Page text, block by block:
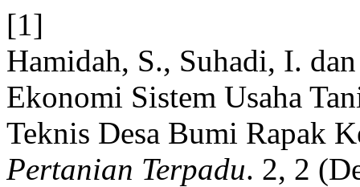
[1]
Hamidah, S., Suhadi, I.
Ekonomi Sistem Usaha
Teknis Desa Bumi Rapak
Pertanian Terpadu. 2, 2